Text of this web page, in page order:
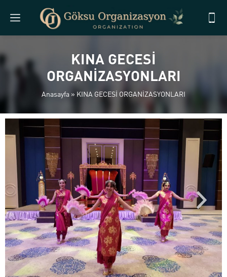
KINA GECESİ
ORGANİZASYONLARI
Anasayfa » KINA GECESİ ORGANİZASYONLARI